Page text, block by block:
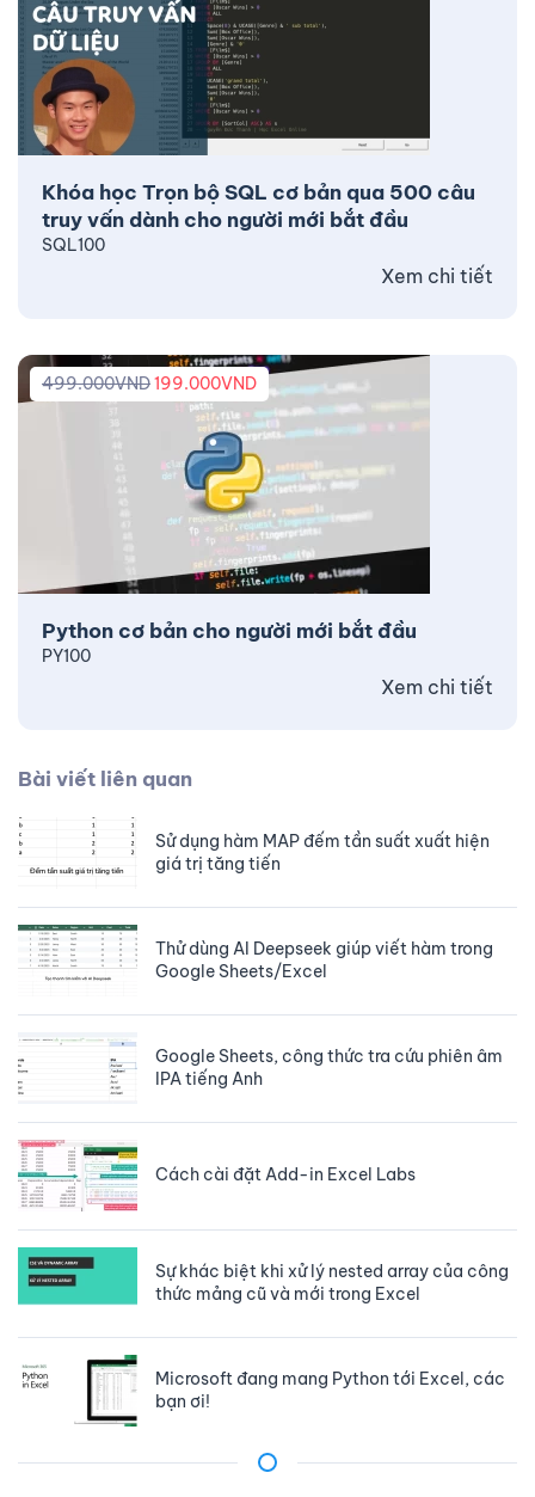
Khóa học Trọn bộ SQL cơ bản qua 500 câu
truy vấn dành cho người mới bắt đầu
SQL100
Xem chi tiết
Python cơ bản cho người mới bắt đầu
499.000VND199.000VND
PY100
Xem chi tiết
Bài viết liên quan
Sử dụng hàm MAP đếm tần suất xuất hiện
giá trị tăng tiến
Thử dùng AI Deepseek giúp viết hàm trong
Google Sheets/Excel
Google Sheets, công thức tra cứu phiên âm
IPA tiếng Anh
Cách cài đặt Add-in Excel Labs
Sự khác biệt khi xử lý nested array của công
thức mảng cũ và mới trong Excel
Microsoft đang mang Python tới Excel, các
bạn ơi!